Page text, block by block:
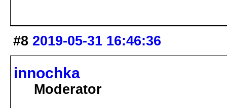
#8 2019-05-31 16:46:36
innochka
Moderator